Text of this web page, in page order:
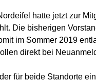
hatte jetzt zur
Die bisherigen
im Sommer 2019
direkt bei
für beide Standorte